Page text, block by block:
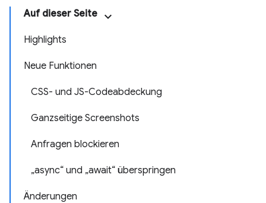
Auf dieser Seite
Highlights
Neue Funktionen
CSS- und JS-Codeabdeckung
Ganzseitige Screenshots
Anfragen blockieren
„async“ und „await“ überspringen
Änderungen